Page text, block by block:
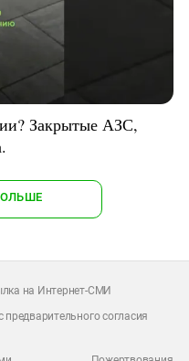
Закрытые АЗС,
на Интернет-СМИ
согласия